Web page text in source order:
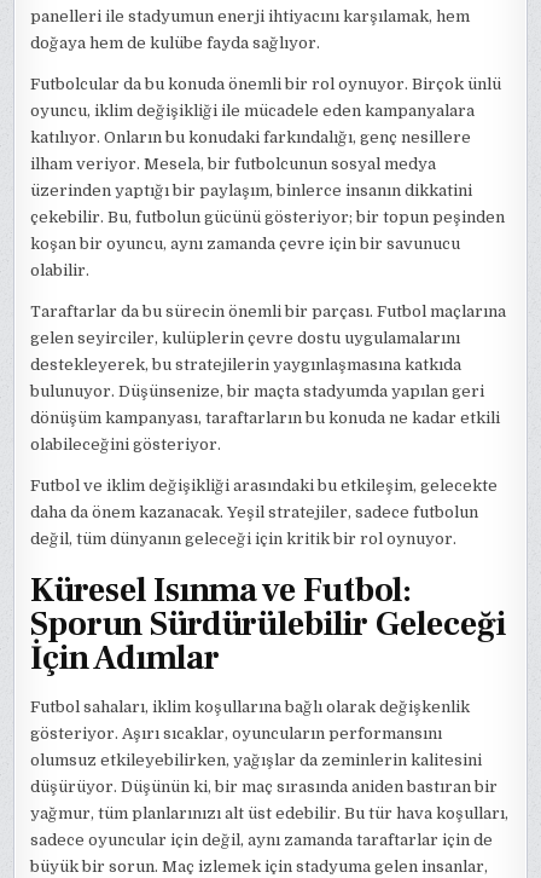
panelleri ile stadyumun enerji ihtiyacını karşılamak, hem
doğaya hem de kulübe fayda sağlıyor.
Futbolcular da bu konuda önemli bir rol oynuyor. Birçok ünlü
oyuncu, iklim değişikliği ile mücadele eden kampanyalara
katılıyor. Onların bu konudaki farkındalığı, genç nesillere
ilham veriyor. Mesela, bir futbolcunun sosyal medya
üzerinden yaptığı bir paylaşım, binlerce insanın dikkatini
çekebilir. Bu, futbolun gücünü gösteriyor; bir topun peşinden
koşan bir oyuncu, aynı zamanda çevre için bir savunucu
olabilir.
Taraftarlar da bu sürecin önemli bir parçası. Futbol maçlarına
gelen seyirciler, kulüplerin çevre dostu uygulamalarını
destekleyerek, bu stratejilerin yaygınlaşmasına katkıda
bulunuyor. Düşünsenize, bir maçta stadyumda yapılan geri
dönüşüm kampanyası, taraftarların bu konuda ne kadar etkili
olabileceğini gösteriyor.
Futbol ve iklim değişikliği arasındaki bu etkileşim, gelecekte
daha da önem kazanacak. Yeşil stratejiler, sadece futbolun
değil, tüm dünyanın geleceği için kritik bir rol oynuyor.
Küresel Isınma ve Futbol:
Sporun Sürdürülebilir Geleceği
İçin Adımlar
Futbol sahaları, iklim koşullarına bağlı olarak değişkenlik
gösteriyor. Aşırı sıcaklar, oyuncuların performansını
olumsuz etkileyebilirken, yağışlar da zeminlerin kalitesini
düşürüyor. Düşünün ki, bir maç sırasında aniden bastıran bir
yağmur, tüm planlarınızı alt üst edebilir. Bu tür hava koşulları,
sadece oyuncular için değil, aynı zamanda taraftarlar için de
büyük bir sorun. Maç izlemek için stadyuma gelen insanlar,